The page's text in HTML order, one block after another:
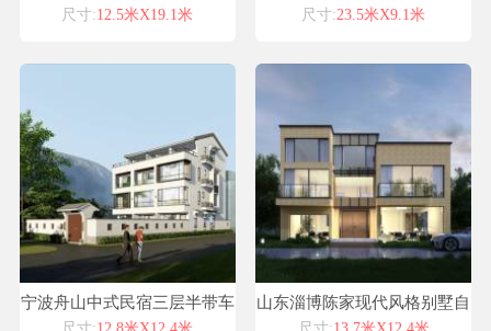
自建房设计图纸喜天下建筑设
尺寸:12.5米X19.1米
计喜天下别墅设计图纸
尺寸:23.5米X9.1米
宁波舟山中式民宿三层半带车
库经典600平米中式风格农村
山东淄博陈家现代风格别墅自
建房设计图纸喜天下建筑设计